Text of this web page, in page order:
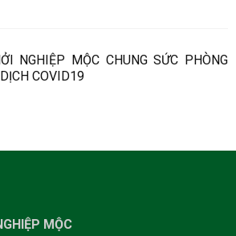
NGHIỆP MỘC CHUNG SỨC PHÒNG
COVID19
MỘC